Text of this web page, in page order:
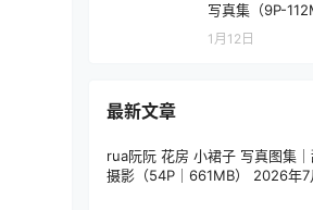
写真集（9P-
1月12日
最新文章
rua阮阮 花房 小裙子 写真图集
摄影（54P｜661MB）
2026年7